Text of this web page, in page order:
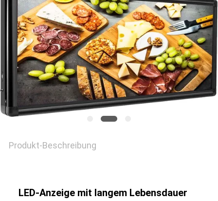
FORDERN
SIE EIN
ZITAT
SITEMAP
PRIVACY
Produkt-Beschreibung
LED-Anzeige mit langem Lebensdauer